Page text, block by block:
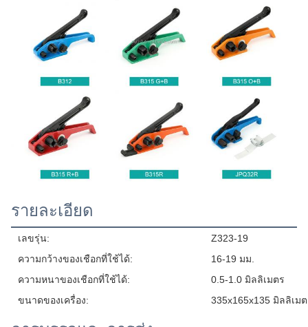
รายละเอียด
เลขรุ่น:
Z323-19
ความกว้างของเชือกที่ใช้ได้:
16-19 มม.
ความหนาของเชือกที่ใช้ได้:
0.5-1.0 มิลลิเมตร
ขนาดของเครื่อง:
335x165x135 มิลลิเม